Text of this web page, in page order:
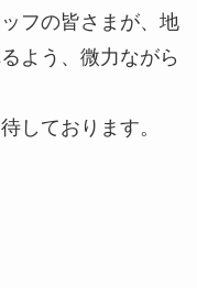
フの皆さまが、地
よう、微力ながら
しております。